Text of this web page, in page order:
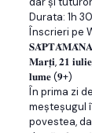
Durata: 1h
Înscrieri pe
𝐒𝐀̆𝐏𝐓𝐀̆𝐌𝐀̂𝐍𝐀
𝐌𝐚𝐫𝐭̦𝐢, 𝟐𝟏
𝐥𝐮𝐦𝐞 (𝟗+)
În prima zi
meșteșugul
povestea,